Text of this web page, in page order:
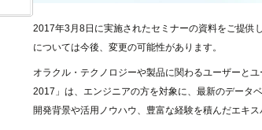
2017年3月8日に実施されたセミナーの資料をご提供
については今後、変更の可能性があります。
オラクル・テクノロジーや製品に関わるユーザーと
2017」は、エンジニアの方を対象に、最新のデータ
開発背景や活用ノウハウ、豊富な経験を積んだエキ